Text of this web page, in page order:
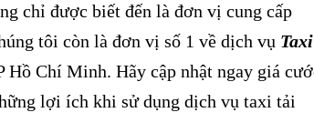
chỉ được biết đến là đơn vị cung cấp
tôi còn là đơn vị số 1 về dịch vụ Taxi
Hồ Chí Minh. Hãy cập nhật ngay giá
lợi ích khi sử dụng dịch vụ taxi tải